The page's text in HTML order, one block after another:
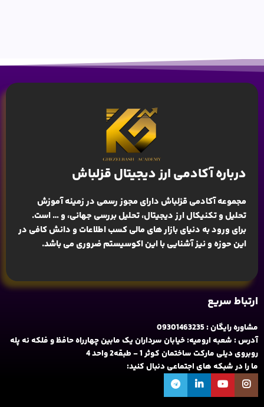
درباره آکادمی ارز دیجیتال قزلباش
مجموعه آکادمی قزلباش دارای مجوز رسمی در زمینهآموزش
تحلیل و تکنیکال ارز دیجیتال، تحلیل بررسی جهانی، و … است.
برای ورود به دنیای بازار های مالی کسب اطلاعات و دانش کافی در
این حوزه و نیز آشنایی با این اکوسیستم ضروری می باشد.
ارتباط سریع
مشاوره رایگان : 09301463235
آدرس : شعبه ارومیه: خیابان سرداران یک مابین چهارراه حافظ و فلکه نه پله
روبروی دیلی مارکت ساختمان کوثر 1 - طبقه2 واحد 4
ما را در شبکه های اجتماعی دنبال کنید: